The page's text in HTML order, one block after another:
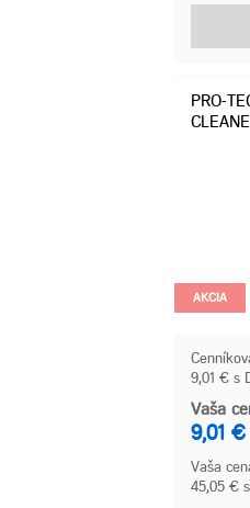
PRO-
AKCIA
9,01 € s
Vaša
9,01 €
Vaša
45,05 €